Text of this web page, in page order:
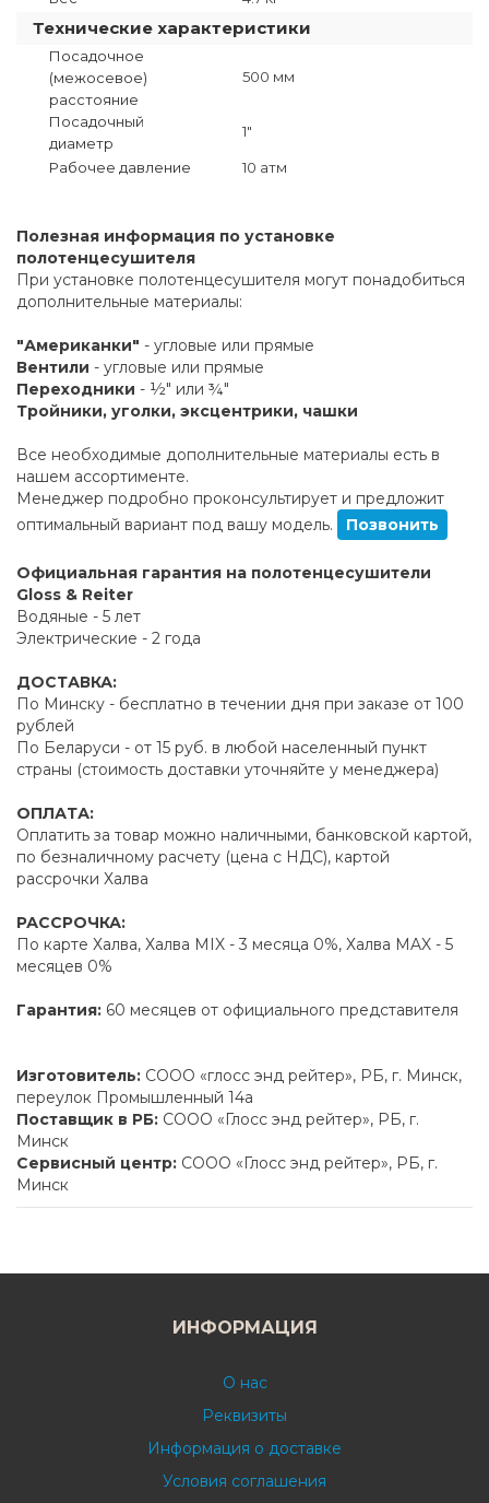
Технические характеристики
Посадочное
(межосевое)
расстояние
500 мм
Посадочный
диаметр
1"
Рабочее давление 10 атм
Полезная информация по установке
полотенцесушителя
При установке полотенцесушителя могут понадобиться
дополнительные материалы:
"Американки" - угловые или прямые
Вентили - угловые или прямые
Переходники - ½" или ¾"
Тройники, уголки, эксцентрики, чашки
Все необходимые дополнительные материалы есть в
нашем ассортименте.
Менеджер подробно проконсультирует и предложит
оптимальный вариант под вашу модель.
Позвонить
Официальная гарантия на полотенцесушители
Gloss & Reiter
Водяные - 5 лет
Электрические - 2 года
ДОСТАВКА:
По Минску - бесплатно в течении дня при заказе от 100
рублей
По Беларуси - от 15 руб. в любой населенный пункт
страны (стоимость доставки уточняйте у менеджера)
ОПЛАТА:
Оплатить за товар можно наличными, банковской картой,
по безналичному расчету (цена с НДС), картой
рассрочки Халва
РАССРОЧКА:
По карте Халва, Халва MIX - 3 месяца 0%, Халва MAX - 5
месяцев 0%
Гарантия: 60 месяцев от официального представителя
Изготовитель: СООО «глосс энд рейтер», РБ, г. Минск,
переулок Промышленный 14а
Поставщик в РБ: СООО «Глосс энд рейтер», РБ, г.
Минск
Сервисный центр: СООО «Глосс энд рейтер», РБ, г.
Минск
ИНФОРМАЦИЯ
О нас
Реквизиты
Информация о доставке
Условия соглашения